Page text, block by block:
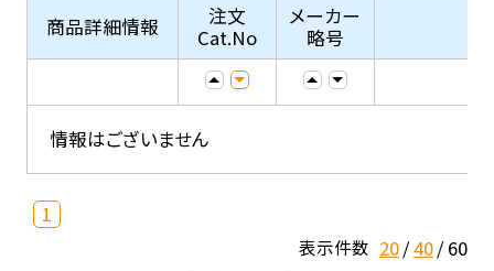
商品詳細情報
注文
Cat.No
メーカー
略号
情報はございません
1
表示件数 20 40 60